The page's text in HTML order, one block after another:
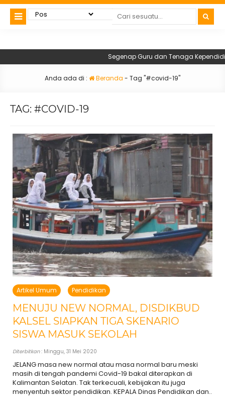
Segenap Guru dan Tenaga
Anda ada di : Beranda - Tag "#covid-19"
TAG: #COVID-19
Artikel Umum Pendidikan
MENUJU NEW NORMAL, DISDIKBUD
KALSEL SIAPKAN TIGA SKENARIO
SISWA MASUK SEKOLAH
Diterbitkan: Minggu, 31 Mei 2020
JELANG masa new normal atau masa normal baru meski
masih di tengah pandemi Covid-19 bakal diterapkan di
Kalimantan Selatan. Tak terkecuali, kebijakan itu juga
menyentuh sektor pendidikan. KEPALA Dinas Pendidikan dan..